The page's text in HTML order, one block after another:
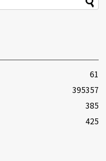
61
395357
385
425